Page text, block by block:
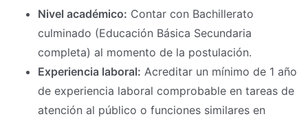
Nivel académico: Contar con Bachillerato
culminado (Educación Básica Secundaria
completa) al momento de la postulación.
Experiencia laboral: Acreditar un mínimo de 1 año
de experiencia laboral comprobable en tareas de
atención al público o funciones similares en